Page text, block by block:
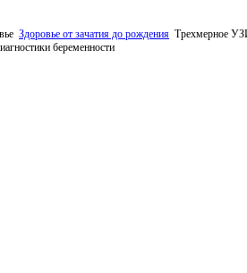
Здоровье от зачатия до рождения Трехмерное
беременности